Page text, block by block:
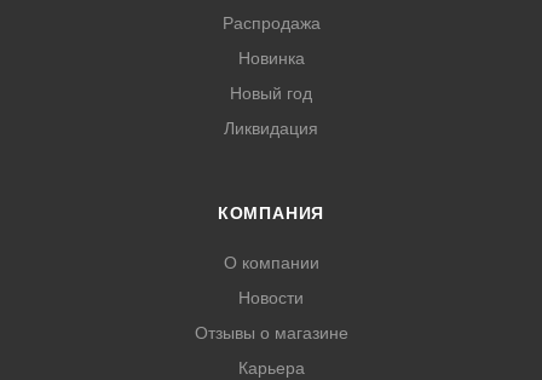
Распродажа
Новинка
Новый год
Ликвидация
КОМПАНИЯ
О компании
Новости
Отзывы о магазине
Карьера